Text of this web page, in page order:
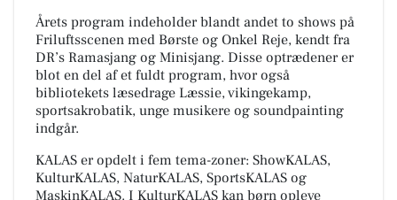
Årets program indeholder blandt andet to shows på
Friluftsscenen med Børste og Onkel Reje, kendt fra
DR’s Ramasjang og Minisjang. Disse optrædener er
blot en del af et fuldt program, hvor også
bibliotekets læsedrage Læssie, vikingekamp,
sportsakrobatik, unge musikere og soundpainting
indgår.
KALAS er opdelt i fem tema-zoner: ShowKALAS,
KulturKALAS, NaturKALAS, SportsKALAS og
MaskinKALAS. I KulturKALAS kan børn opleve